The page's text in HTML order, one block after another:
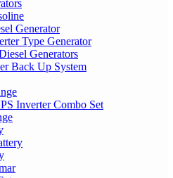
Generator
Type Generator
Generators
Back Up System
Inverter Combo Set